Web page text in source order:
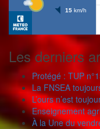
Les derniers
Protégé : TUP
La FNSEA
L’ours n’est
Enseignement
À la Une du